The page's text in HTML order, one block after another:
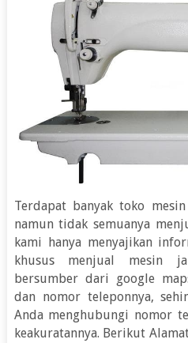
Terdapat banyak toko
namun tidak semuanya
kami hanya menyajikan
khusus menjual mesin
bersumber dari google
dan nomor teleponnya,
Anda menghubungi nomor
keakuratannya. Berikut